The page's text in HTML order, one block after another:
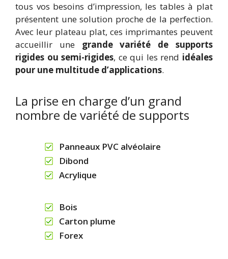
tous vos besoins d’impression, les tables à plat
présentent une solution proche de la perfection.
Avec leur plateau plat, ces imprimantes peuvent
accueillir une grande variété de supports
rigides ou semi-rigides, ce qui les rend idéales
pour une multitude d’applications.
La prise en charge d’un grand
nombre de variété de supports
Panneaux PVC alvéolaire
Dibond
Acrylique
Bois
Carton plume
Forex